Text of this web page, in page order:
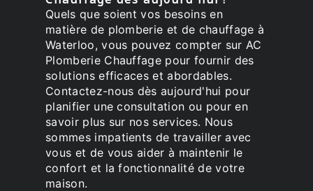
Quels que soient vos besoins en
matière de plomberie et de chauffage à
Waterloo, vous pouvez compter sur AC
Plomberie Chauffage pour fournir des
solutions efficaces et abordables.
Contactez-nous dès aujourd'hui pour
planifier une consultation ou pour en
savoir plus sur nos services. Nous
sommes impatients de travailler avec
vous et de vous aider à maintenir le
confort et la fonctionnalité de votre
maison.